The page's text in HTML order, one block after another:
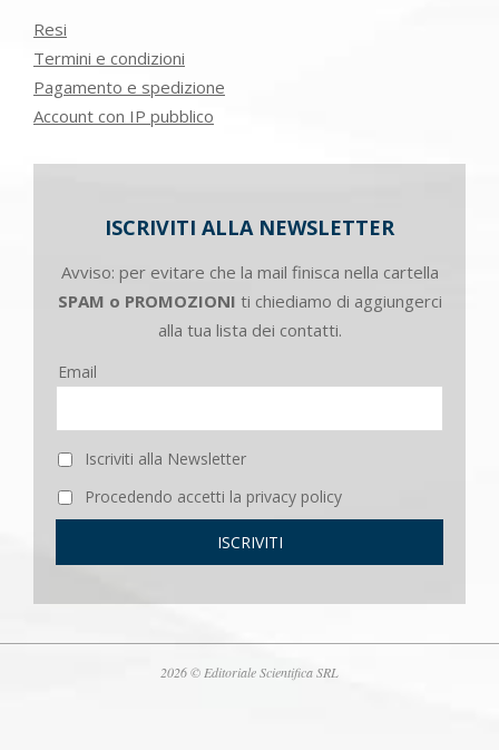
Resi
Termini e condizioni
Pagamento e spedizione
Account con IP pubblico
ISCRIVITI ALLA NEWSLETTER
Avviso: per evitare che la mail finisca nella cartella
SPAM o PROMOZIONI ti chiediamo di aggiungerci
alla tua lista dei contatti.
Email
Iscriviti alla Newsletter
Procedendo accetti la privacy policy
2026 © Editoriale Scientifica SRL